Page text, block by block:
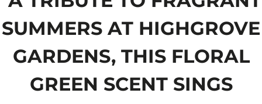
SUMMERS AT HIGHGROVE
GARDENS, THIS FLORAL
GREEN SCENT SINGS